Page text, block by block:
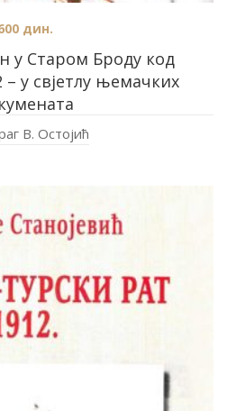
у Старом Броду код
у свјетлу њемачких
дин.
В. Остојић